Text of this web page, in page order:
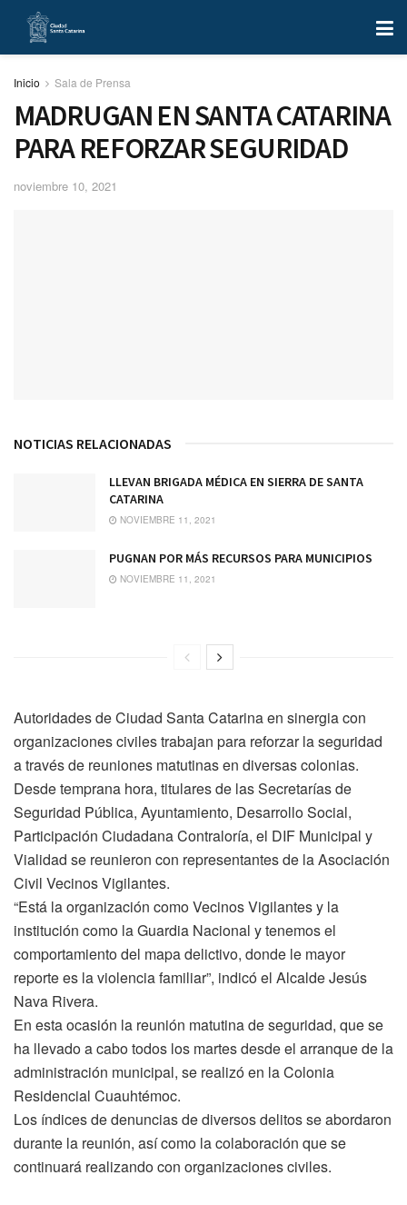
Inicio Sala de Prensa
MADRUGAN EN SANTA CATARINA
PARA REFORZAR SEGURIDAD
noviembre 10, 2021
NOTICIAS RELACIONADAS
LLEVAN BRIGADA MÉDICA EN SIERRA DE SANTA
CATARINA
NOVIEMBRE 11, 2021
PUGNAN POR MÁS RECURSOS PARA MUNICIPIOS
NOVIEMBRE 11, 2021
Autoridades de Ciudad Santa Catarina en sinergia con
organizaciones civiles trabajan para reforzar la seguridad
a través de reuniones matutinas en diversas colonias.
Desde temprana hora, titulares de las Secretarías de
Seguridad Pública, Ayuntamiento, Desarrollo Social,
Participación Ciudadana Contraloría, el DIF Municipal y
Vialidad se reunieron con representantes de la Asociación
Civil Vecinos Vigilantes.
“Está la organización como Vecinos Vigilantes y la
institución como la Guardia Nacional y tenemos el
comportamiento del mapa delictivo, donde le mayor
reporte es la violencia familiar”, indicó el Alcalde Jesús
Nava Rivera.
En esta ocasión la reunión matutina de seguridad, que se
ha llevado a cabo todos los martes desde el arranque de la
administración municipal, se realizó en la Colonia
Residencial Cuauhtémoc.
Los índices de denuncias de diversos delitos se abordaron
durante la reunión, así como la colaboración que se
continuará realizando con organizaciones civiles.